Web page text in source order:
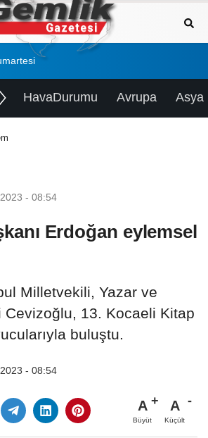
HavaDurumu Avrupa Asya
- 08:54
Erdoğan eylemsel
Milletvekili, Yazar ve
Cevizoğlu, 13. Kocaeli Kitap
buluştu.
- 08:54
A
Büyüt
A
Küçült